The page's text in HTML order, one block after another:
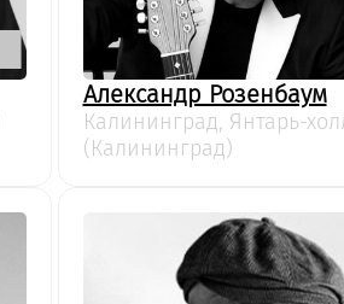
Александр Розенбаум
Калининград, Янтарь-
(Калининград)